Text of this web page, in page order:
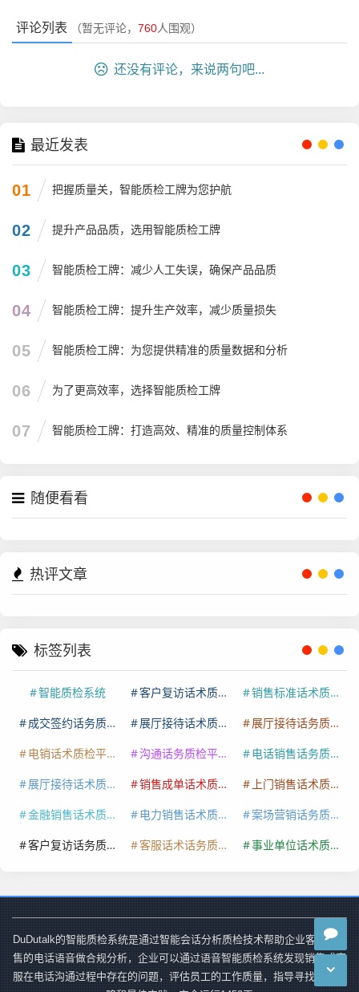
评论列表 （暂无评论， 760人围观）
还没有评论，来说两句吧...
最近发表
01 把握质量关，智能质检工牌为您护航
02 提升产品品质，选用智能质检工牌
03 智能质检工牌：减少人工失误，确保产品品质
04 智能质检工牌：提升生产效率，减少质量损失
05 智能质检工牌：为您提供精准的质量数据和分析
06 为了更高效率，选择智能质检工牌
07 智能质检工牌：打造高效、精准的质量控制体系
随便看看
热评文章
标签列表
智能质检系统 客户复访话术质检系统
销售标准话术质检平台
成交签约话务质检
展厅接待话术质检
展厅接待话务质检系统
电销话术质检平台
沟通话务质检平台
电话销售话务质检平台
展厅接待话术质检系统
销售成单话术质检
上门销售话术质检系统
金融销售话术质检
电力销售话术质检平台
案场营销话务质检
客户复访话务质检系统
客服话术话务质检平台 事业单位话术质检系统
DuDutalk的智能质检系统是通过智能会话分析质检技术帮助企业客服、销
售的电话语音做合规分析，企业可以通过语音智能质检系统发现销售或客
服在电话沟通过程中存在的问题，评估员工的工作质量，指导寻找改善策